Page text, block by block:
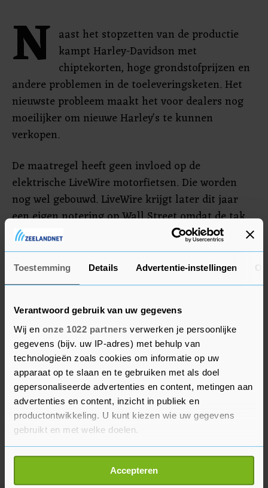
Toestemming Details Advertentie-instellingen
Verantwoord gebruik van uw gegevens
Wij en onze 1022 partners verwerken je persoonlijke
gegevens (bijv. uw IP-adres) met behulp van
technologieën zoals cookies om informatie op uw
apparaat op te slaan en te gebruiken met als doel
gepersonaliseerde advertenties en content, metingen aan
advertenties en content, inzicht in publiek en
productontwikkeling. U kunt kiezen wie uw gegevens
gebruikt en met welke doelen.
Als u het toestaat, willen we ook graag:
Informatie verzamelen over uw geografische
Accepteren
N aast het stopzetten van de productie
kampt Harley-Davidson met
chiptekorten, hoge grondstofprijzen en
andere problemen in de toeleveringsketen. Het
nieuwste probleem maakt het voor dealers nog
moeilijker om nieuwe Harley's te kunnen
verkopen.
De maatregel heeft geen invloed op de
elektrische LiveWire motorfietsen. Die worden
nog wel gebouwd. LiveWire krijgt later dit jaar
een eigen notering op Wall Street omdat de tak
voor elektrische motorfietsen fuseert met een
lege beurshuls.